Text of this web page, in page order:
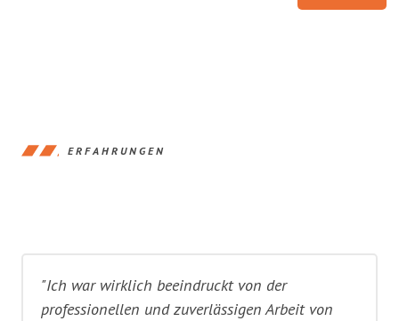
ERFAHRUNGEN
"Ich war wirklich beeindruckt von der
professionellen und zuverlässigen Arbeit von